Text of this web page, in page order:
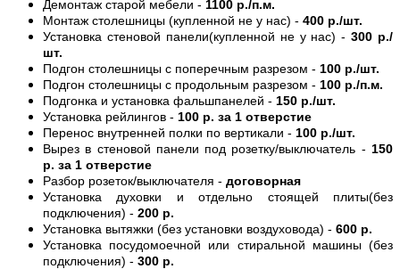
Демонтаж старой мебели - 1100 р./п.м.
Монтаж столешницы (купленной не у нас) - 400 р./шт.
Установка стеновой панели(купленной не у нас) -300 р./
шт.
Подгон столешницы с поперечным разрезом - 100 р./шт.
Подгон столешницы с продольным разрезом - 100 р./п.м.
Подгонка и установка фальшпанелей - 150 р./шт.
Установка рейлингов - 100 р. за 1 отверстие
Перенос внутренней полки по вертикали - 100 р./шт.
Вырез в стеновой панели под розетку/выключатель - 150
р. за 1 отверстие
Разбор розеток/выключателя - договорная
Установка духовки и отдельно стоящей плиты(без
подключения) - 200 р.
Установка вытяжки (без установки воздуховода) - 600 р.
Установка посудомоечной или стиральной машины (без
подключения) - 300 р.